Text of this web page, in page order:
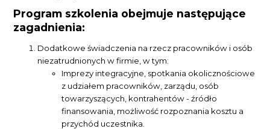
Program szkolenia obejmuje następujące
zagadnienia:
Dodatkowe świadczenia na rzecz pracowników i osób
niezatrudnionych w firmie, w tym:
Imprezy integracyjne, spotkania okolicznościowe
z udziałem pracowników, zarządu, osób
towarzyszących, kontrahentów - źródło
finansowania, możliwość rozpoznania kosztu a
przychód uczestnika.